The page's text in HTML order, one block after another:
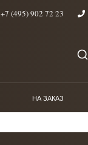
+7 (495) 902 72 23
НА ЗАКАЗ